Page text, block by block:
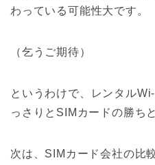
わっている可能性大です。
（乞うご期待）
というわけで、レンタル
っさりとSIMカードの勝ち
次は、SIMカード会社の比